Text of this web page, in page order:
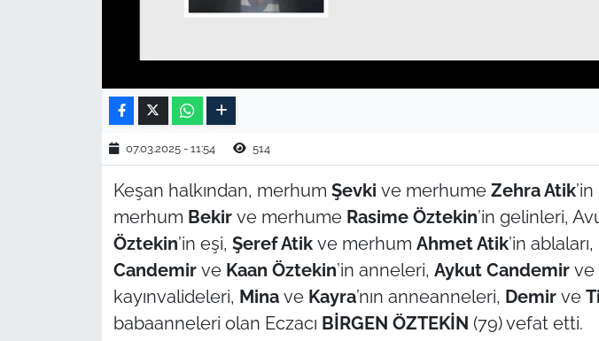
07.03.2025 - 11:54 514
Keşan halkından, merhum Şevki ve merhume Zehra Atik’in
merhum Bekirve merhume Rasime Öztekin’in gelinleri,
Öztekin’in eşi, Şeref Atikve merhum Ahmet Atik’in ablaları,
Candemirve Kaan Öztekin’in anneleri, Aykut Candemir ve
kayınvalideleri, Minave Kayra’nın anneanneleri, Demirve
babaanneleri olan Eczacı BİRGEN ÖZTEKİN (79) vefat etti.
TEKİRDAĞ
ÇANAKKALE
TÜRKİYE